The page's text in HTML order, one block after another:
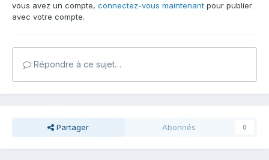
vous avez un compte, connectez-vous maintenant pour publier
avec votre compte.
Répondre à ce sujet…
Partager Abonnés 0